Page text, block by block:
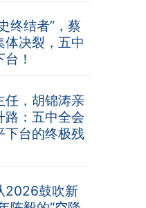
终结者”，蔡
体决裂，五中
！
任，胡锦涛亲
路：五中全会
下台的终极残
2026鼓吹新